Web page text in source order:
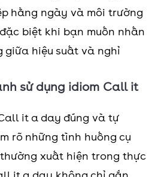
hằng ngày và môi trường
biệt khi bạn muốn nhấn
giữa hiệu suất và nghỉ
sử dụng idiom Call it
it a day đúng và tự
rõ những tình huống cụ
xuất hiện trong thực